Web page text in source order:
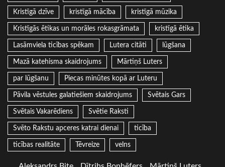
Kristīgā dzīve kristīgā mācība kristīgā mūzika
Kristīgās ētikas un morāles rokasgrāmata kristīgā ētika
Lasāmviela ticības spēkam Lutera citāti lūgšana
Mazā katehisma skaidrojums Mārtiņš Luters
par lūgšanu Piecas minūtes kopā ar Luteru
Pāvila vēstules galatiešiem skaidrojums Svētais Gars
Svētais Vakarēdiens Svētie Raksti
Svēto Rakstu apceres katrai dienai ticība
ticības realitāte Tēvreize velns